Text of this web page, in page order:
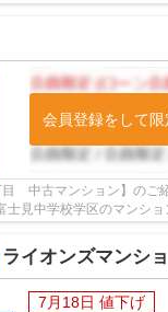
歩24分、川越駅よりバ...
会員登録をして
目 中古マンション】の
士見中学校学区のマンショ
ション♪本川越駅徒歩9...
ライオンズマンション川
7月18日 値下げ